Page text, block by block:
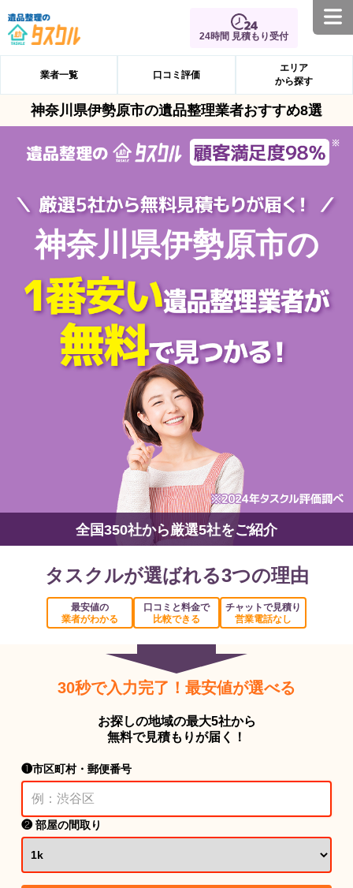
24時間 見積もり受付
業者一覧 口コミ評価
エリア
から探す
神奈川県伊勢原市の遺品整理業者おすすめ8選
神奈川県伊勢原市の
全国350社から厳選5社をご紹介
タスクルが選ばれる3つの理由
最安値の
業者がわかる
口コミと料金で
比較できる
チャットで見積り
営業電話なし
30秒で入力完了！最安値が選べる
お探しの地域の最大5社から
無料で見積もりが届く！
❶市区町村・郵便番号
❷ 部屋の間取り